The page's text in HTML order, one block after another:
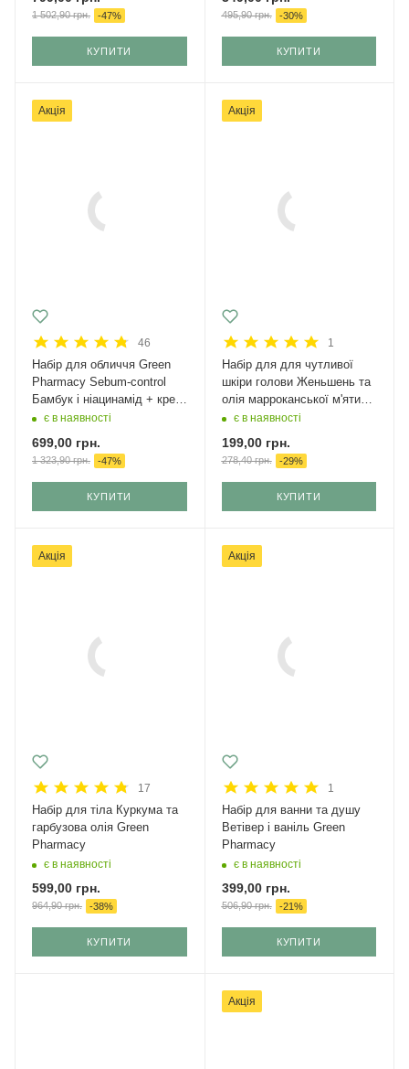
1 502,90грн. -47%
КУПИТИ
495,90грн. -30%
КУПИТИ
Акція
46
Набір для обличчя Green
Рharmacy Sebum-control
Бамбук і ніацинамід + крем
з SPF 50
є в наявності
699,00 грн.
1 323,90грн. -47%
КУПИТИ
Акція
1
Набір для для чутливої
шкіри голови Женьшень та
олія марроканської м'яти
Green Pharmacy
є в наявності
199,00грн.
278,40грн. -29%
КУПИТИ
Акція
17
Набір для тіла Куркума та
гарбузова олія Green
Pharmacy
є в наявності
599,00 грн.
964,90грн. -38%
КУПИТИ
Акція
1
Набір для ванни та душу
Ветівер і ваніль Green
Pharmacy
є в наявності
399,00грн.
506,90грн. -21%
КУПИТИ
Акція